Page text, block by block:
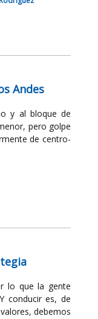
Andes
y al bloque de
pero golpe
de centro-
lo que la gente
conducir es, de
debemos